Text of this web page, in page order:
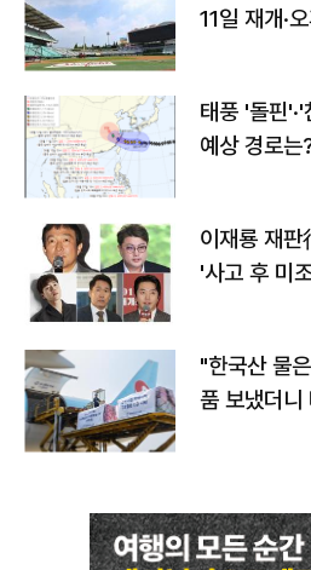
11일 재개·
태풍 '돌핀
예상 경로는
이재룡 재
'사고 후 미
"한국산 물
품 보냈더니